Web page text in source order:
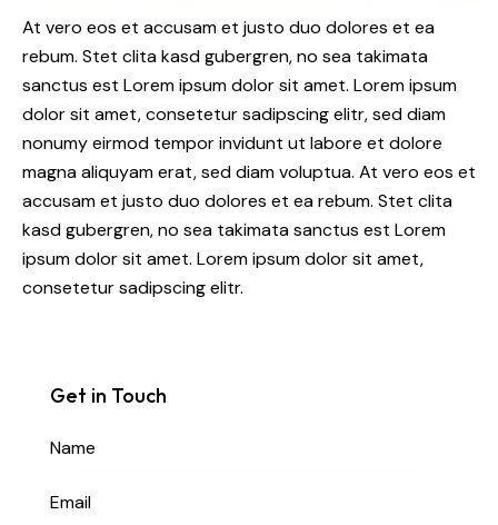
At vero eos et accusam et justo duo dolores et ea
rebum. Stet clita kasd gubergren, no sea takimata
sanctus est Lorem ipsum dolor sit amet. Lorem ipsum
dolor sit amet, consetetur sadipscing elitr, sed diam
nonumy eirmod tempor invidunt ut labore et dolore
magna aliquyam erat, sed diam voluptua. At vero eos et
accusam et justo duo dolores et ea rebum. Stet clita
kasd gubergren, no sea takimata sanctus est Lorem
ipsum dolor sit amet. Lorem ipsum dolor sit amet,
consetetur sadipscing elitr.
Get in Touch